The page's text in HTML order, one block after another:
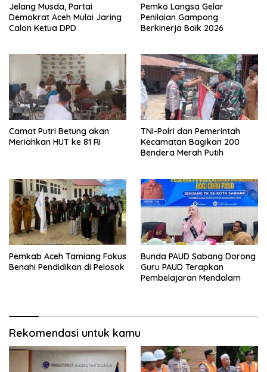
Jelang Musda, Partai
Demokrat Aceh Mulai Jaring
Calon Ketua DPD
Pemko Langsa Gelar
Penilaian Gampong
Berkinerja Baik 2026
Camat Putri Betung akan
Meriahkan HUT ke 81 RI
TNI-Polri dan Pemerintah
Kecamatan Bagikan 200
Bendera Merah Putih
Pemkab Aceh Tamiang Fokus
Benahi Pendidikan di Pelosok
Bunda PAUD Sabang Dorong
Guru PAUD Terapkan
Pembelajaran Mendalam
Rekomendasi untuk kamu